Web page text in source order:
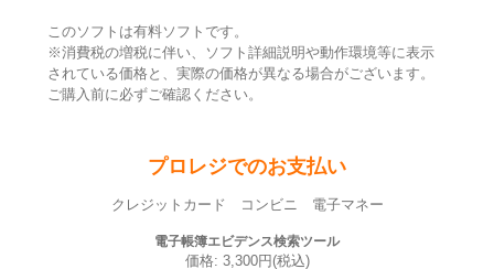
このソフトは有料ソフトです。
※消費税の増税に伴い、ソフト詳細説明や動作環境等に表示
されている価格と、実際の価格が異なる場合がございます。
ご購入前に必ずご確認ください。
プロレジでのお支払い
クレジットカード コンビニ 電子マネー
電子帳簿エビデンス検索ツール
価格: 3,300円(税込)